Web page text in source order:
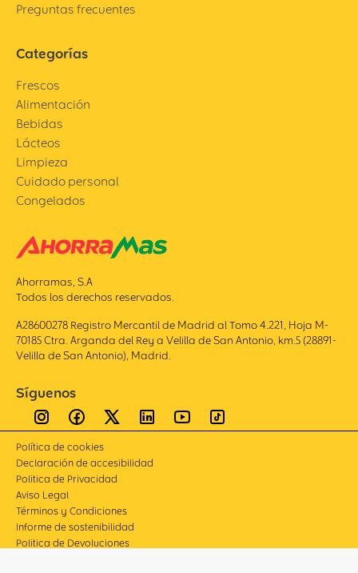
Preguntas frecuentes
Categorías
Frescos
Alimentación
Bebidas
Lácteos
Limpieza
Cuidado personal
Congelados
Ahorramas, S.A
Todos los derechos reservados.
A28600278 Registro Mercantil de Madrid al Tomo 4.221, Hoja M-
70185 Ctra. Arganda del Rey a Velilla de San Antonio, km.5 (28891-
Velilla de San Antonio), Madrid.
Síguenos
Política de cookies
Declaración de accesibilidad
Politica de Privacidad
Aviso Legal
Términos y Condiciones
Informe de sostenibilidad
Politica de Devoluciones